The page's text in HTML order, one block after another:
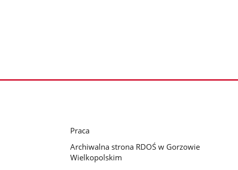
Praca
Archiwalna strona RDOŚ w Gorzowie
Wielkopolskim